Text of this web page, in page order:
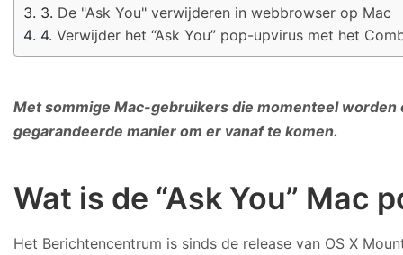
De "Ask You" verwijderen in webbrowser op Mac
Verwijder het “Ask You” pop-upvirus met het
Met sommige Mac-gebruikers die momenteel worden
gegarandeerde manier om er vanaf te komen.
Wat is de “Ask You” Mac
Het Berichtencentrum is sinds de release van OS X